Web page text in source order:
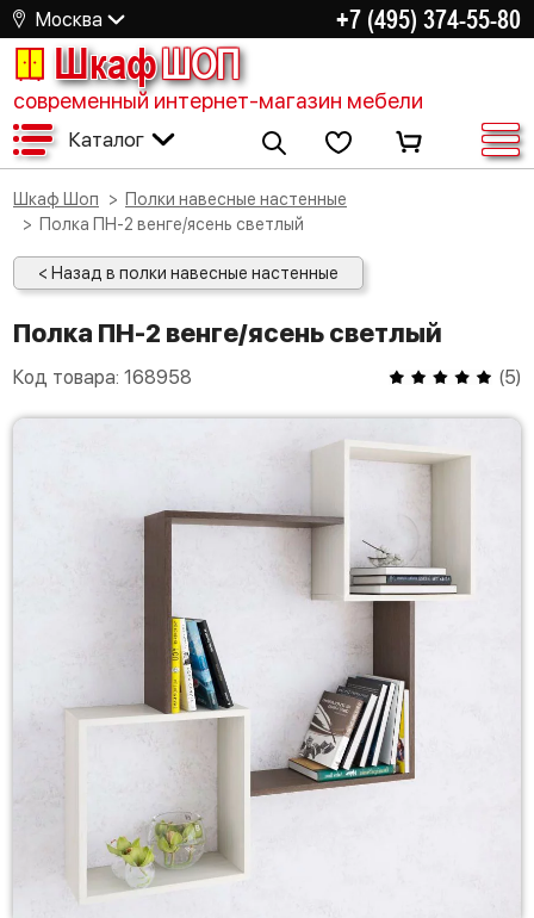
Москва +7 (495) 374-55-80
ШкафШОП
современный интернет-магазин мебели
Каталог
Шкаф Шоп
Полки навесные настенные
Полка ПН-2 венге/ясень светлый
< Назад в полки навесные настенные
Полка ПН-2 венге/ясень светлый
Код товара: 168958 (5)